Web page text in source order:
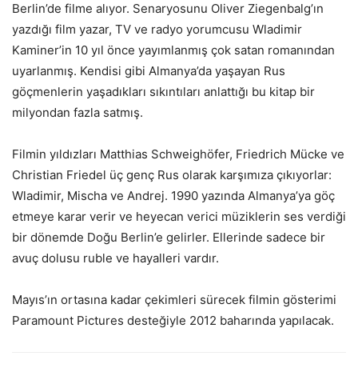
Berlin’de filme alıyor. Senaryosunu Oliver Ziegenbalg’ın
yazdığı film yazar, TV ve radyo yorumcusu Wladimir
Kaminer’in 10 yıl önce yayımlanmış çok satan romanından
uyarlanmış. Kendisi gibi Almanya’da yaşayan Rus
göçmenlerin yaşadıkları sıkıntıları anlattığı bu kitap bir
milyondan fazla satmış.
Filmin yıldızları Matthias Schweighöfer, Friedrich Mücke ve
Christian Friedel üç genç Rus olarak karşımıza çıkıyorlar:
Wladimir, Mischa ve Andrej. 1990 yazında Almanya’ya göç
etmeye karar verir ve heyecan verici müziklerin ses verdiği
bir dönemde Doğu Berlin’e gelirler. Ellerinde sadece bir
avuç dolusu ruble ve hayalleri vardır.
Mayıs’ın ortasına kadar çekimleri sürecek filmin gösterimi
Paramount Pictures desteğiyle 2012 baharında yapılacak.